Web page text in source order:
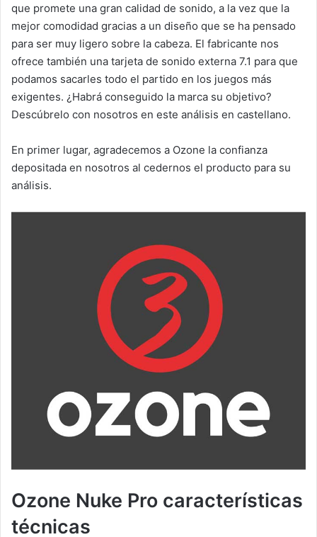
que promete una gran calidad de sonido, a la vez que la
mejor comodidad gracias a un diseño que se ha pensado
para ser muy ligero sobre la cabeza. El fabricante nos
ofrece también una tarjeta de sonido externa 7.1 para que
podamos sacarles todo el partido en los juegos más
exigentes. ¿Habrá conseguido la marca su objetivo?
Descúbrelo con nosotros en este análisis en castellano.
En primer lugar, agradecemos a Ozone la confianza
depositada en nosotros al cedernos el producto para su
análisis.
Ozone Nuke Pro características
técnicas